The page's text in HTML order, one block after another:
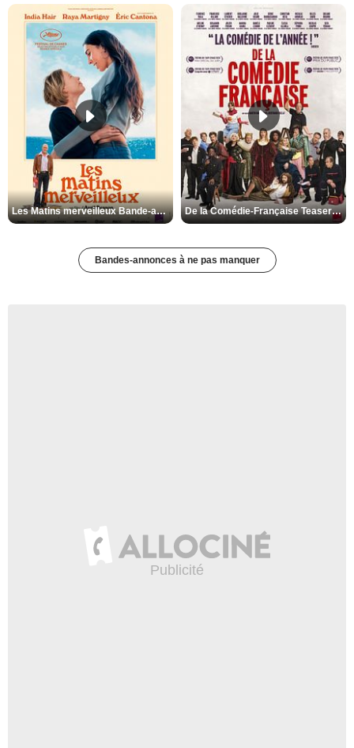
Les Matins merveilleux Bande-annonce VF De la Comédie-Française Teaser VF
Bandes-annonces à ne pas manquer